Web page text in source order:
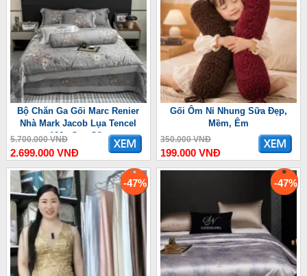
Bộ Chăn Ga Gối Marc Renier
Nhà Mark Jacob Lụa Tencel
100s Cao Cấp
5.700.000 VNĐ
2.699.000 VNĐ
Gối Ôm Nỉ Nhung Sữa Đẹp,
Mềm, Êm
350.000 VNĐ
199.000 VNĐ
-47% -47%